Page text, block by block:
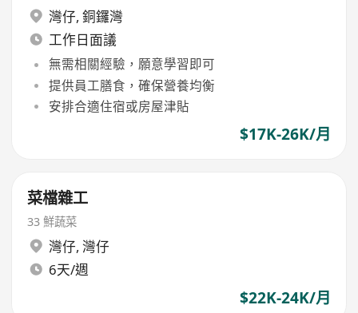
灣仔, 銅鑼灣
工作日面議
無需相關經驗，願意學習即可
提供員工膳食，確保營養均衡
安排合適住宿或房屋津貼
$17K-26K/月
菜檔雜工
33 鮮蔬菜
灣仔, 灣仔
6天/週
$22K-24K/月